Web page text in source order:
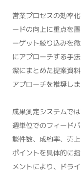
営業プロセスの効率
ードの向上に重点を
ーゲット絞り込みを
にアプローチする手
潔にまとめた提案資
アプローチを推奨しま
成果測定システムで
週単位でのフィード
談件数、成約率、売
ポイントを具体的に
メントにより、ドラ